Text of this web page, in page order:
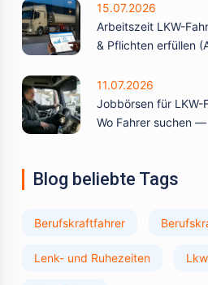
15.07.2026
Arbeitszeit LKW-
& Pflichten erfüllen
11.07.2026
Jobbörsen für LKW-
Wo Fahrer suchen
Blog beliebte Tags
Berufskraftfahrer
Lenk- und Ruhezeiten